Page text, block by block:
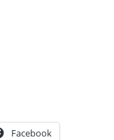
Facebook